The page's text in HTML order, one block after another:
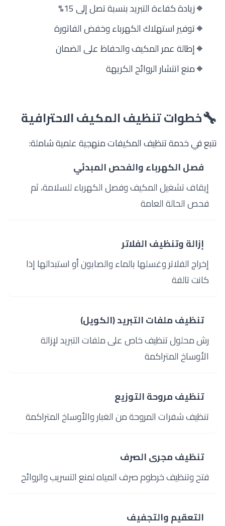
🔸زيادة كفاءة التبريد بنسبة تصل إلى 15%
🔸توفير استهلاك الكهرباء وخفض الفاتورة
🔸إطالة عمر المكيف والحفاظ على الضمان
🔸منع انتشار الروائح الكريهة
🔧خطوات تنظيف المكيف الاحترافية
نتبع فيخدمة تنظيف المكيفاتمنهجية علمية شاملة:
فصل الكهرباء والفحص المبدئي
إيقاف تشغيل المكيف وفصل الكهرباء للسلامة، ثم
فحص الحالة العامة
إزالة وتنظيف الفلاتر
إخراج الفلاتر وغسلها بالماء والصابون أو استبدالها إذا
كانت تالفة
3تنظيف ملفات التبريد (الكويل)
رش محلول تنظيف خاص على ملفات التبريد لإزالة
الأوساخ المتراكمة
4تنظيف مروحة التوزيع
تنظيف شفرات المروحة من الغبار والأوساخ المتراكمة
5تنظيف مجرى الصرف
فتح وتنظيف خرطوم صرف المياه لمنع التسريب والروائح
التعقيم والتجفيف